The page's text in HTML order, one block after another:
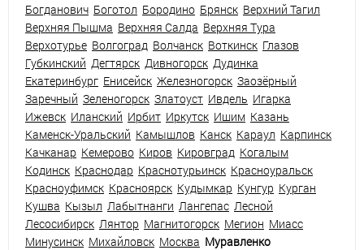
Богданович Боготол Бородино Брянск Верхний Тагил
Верхняя Пышма Верхняя Салда Верхняя Тура
Верхотурье Волгоград Волчанск Воткинск Глазов
Губкинский Дегтярск Дивногорск Дудинка
Екатеринбург Енисейск Железногорск Заозёрный
Заречный Зеленогорск Златоуст Ивдель Игарка
Ижевск Иланский Ирбит Иркутск Ишим Казань
Каменск-Уральский Камышлов Канск Караул Карпинск
Качканар Кемерово Киров Кировград Когалым
Кодинск Краснодар Краснотурьинск Красноуральск
Красноуфимск Красноярск Кудымкар Кунгур Курган
Кушва Кызыл Лабытнанги Лангепас Лесной
Лесосибирск Лянтор Магнитогорск Мегион Миасс
Минусинск Михайловск Москва Муравленко